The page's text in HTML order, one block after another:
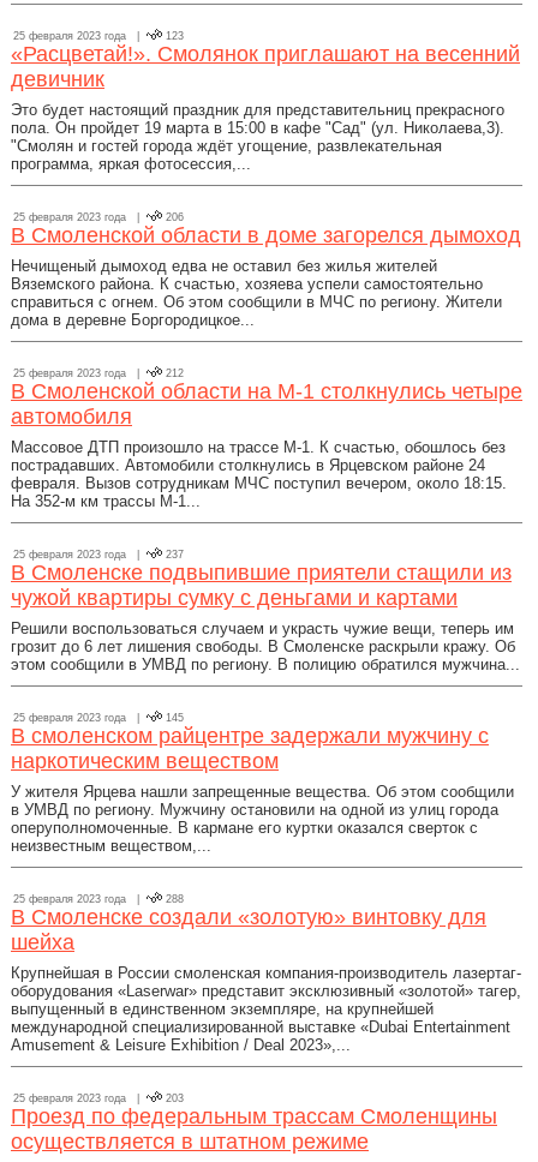
25 февраля 2023 года | 123
«Расцветай!». Смолянок приглашают на весенний
девичник
Это будет настоящий праздник для представительниц прекрасного
пола. Он пройдет 19 марта в 15:00 в кафе "Сад" (ул. Николаева,3).
"Смолян и гостей города ждёт угощение, развлекательная
программа, яркая фотосессия,...
25 февраля 2023 года | 206
В Смоленской области в доме загорелся дымоход
Нечищеный дымоход едва не оставил без жилья жителей
Вяземского района. К счастью, хозяева успели самостоятельно
справиться с огнем. Об этом сообщили в МЧС по региону. Жители
дома в деревне Боргородицкое...
25 февраля 2023 года | 212
В Смоленской области на М-1 столкнулись четыре
автомобиля
Массовое ДТП произошло на трассе М-1. К счастью, обошлось без
пострадавших. Автомобили столкнулись в Ярцевском районе 24
февраля. Вызов сотрудникам МЧС поступил вечером, около 18:15.
На 352-м км трассы М-1...
25 февраля 2023 года | 237
В Смоленске подвыпившие приятели стащили из
чужой квартиры сумку с деньгами и картами
Решили воспользоваться случаем и украсть чужие вещи, теперь им
грозит до 6 лет лишения свободы. В Смоленске раскрыли кражу. Об
этом сообщили в УМВД по региону. В полицию обратился мужчина...
25 февраля 2023 года | 145
В смоленском райцентре задержали мужчину с
наркотическим веществом
У жителя Ярцева нашли запрещенные вещества. Об этом сообщили
в УМВД по региону. Мужчину остановили на одной из улиц города
оперуполномоченные. В кармане его куртки оказался сверток с
неизвестным веществом,...
25 февраля 2023 года | 288
В Смоленске создали «золотую» винтовку для
шейха
Крупнейшая в России смоленская компания-производитель лазертаг-
оборудования «Laserwar» представит эксклюзивный «золотой» тагер,
выпущенный в единственном экземпляре, на крупнейшей
международной специализированной выставке «Dubai Entertainment
Amusement & Leisure Exhibition / Deal 2023»,...
25 февраля 2023 года | 203
Проезд по федеральным трассам Смоленщины
осуществляется в штатном режиме